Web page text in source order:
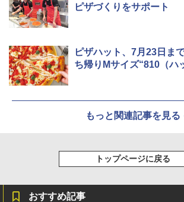
ピザづくりをサポート
ピザハット、7月23日ま
ち帰りMサイズ“810（ハ
もっと関連記事を見る
トップページに戻る
おすすめ記事